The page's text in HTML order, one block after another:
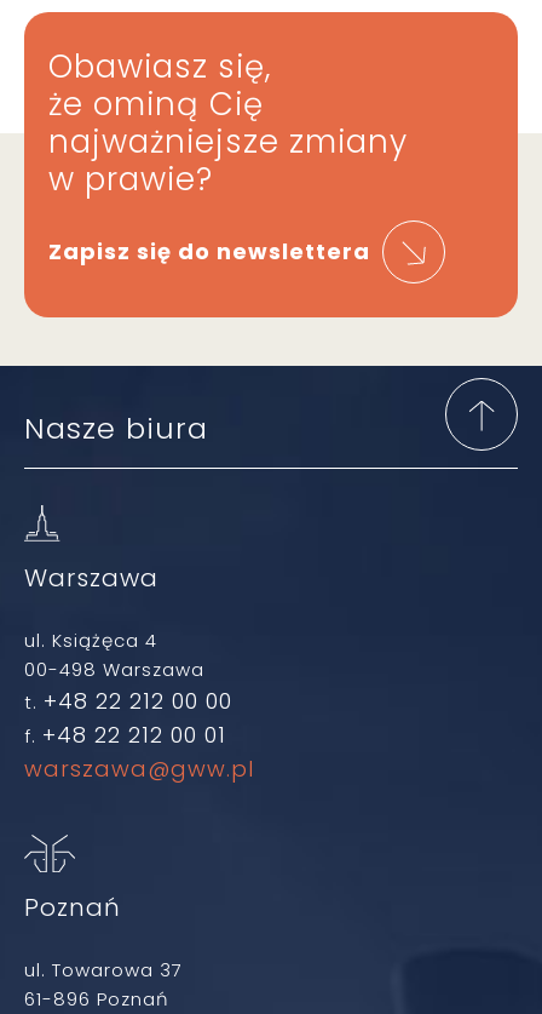
Obawiasz się,
że ominą Cię
najważniejsze zmiany
w prawie?
Zapisz się do newslettera
Nasze biura
Warszawa
ul. Książęca 4
00-498 Warszawa
t. +48 22 212 00 00
f. +48 22 212 00 01
warszawa@gww.pl
Poznań
ul. Towarowa 37
61-896 Poznań